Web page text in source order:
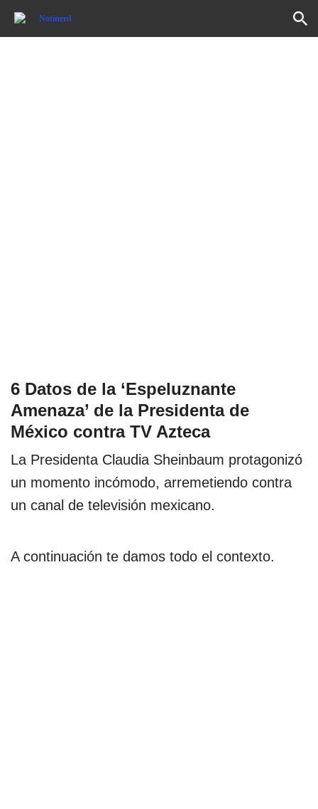
6 Datos de la ‘Espeluznante
Amenaza’ de la Presidenta de
México contra TV Azteca
La Presidenta Claudia Sheinbaum protagonizó
un momento incómodo, arremetiendo contra
un canal de televisión mexicano.
A continuación te damos todo el contexto.